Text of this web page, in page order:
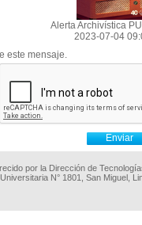
Alerta Archivística
2023-07-04
este mensaje.
por la Dirección de
N° 1801, San Miguel,